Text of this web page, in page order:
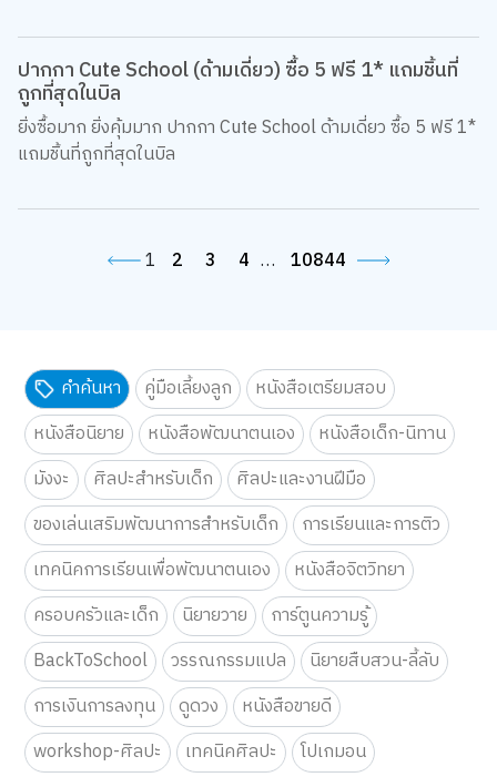
ปากกา Cute School (ด้ามเดี่ยว) ซื้อ 5 ฟรี 1* แถมชิ้นที่
ถูกที่สุดในบิล
ยิ่งซื้อมาก ยิ่งคุ้มมาก ปากกา Cute School ด้ามเดี่ยว ซื้อ 5 ฟรี 1*
แถมชิ้นที่ถูกที่สุดในบิล
1 2 3 4 … 10844
คำค้นหา คู่มือเลี้ยงลูก
หนังสือเตรียมสอบ
หนังสือนิยาย
หนังสือพัฒนาตนเอง
หนังสือเด็ก-นิทาน
มังงะ
ศิลปะสำหรับเด็ก
ศิลปะและงานฝีมือ
ของเล่นเสริมพัฒนาการสำหรับเด็ก
การเรียนและการติว
เทคนิคการเรียนเพื่อพัฒนาตนเอง
หนังสือจิตวิทยา
ครอบครัวและเด็ก
นิยายวาย
การ์ตูนความรู้
BackToSchool
วรรณกรรมแปล
นิยายสืบสวน-ลี้ลับ
การเงินการลงทุน
ดูดวง
หนังสือขายดี
workshop-ศิลปะ
เทคนิคศิลปะ
โปเกมอน